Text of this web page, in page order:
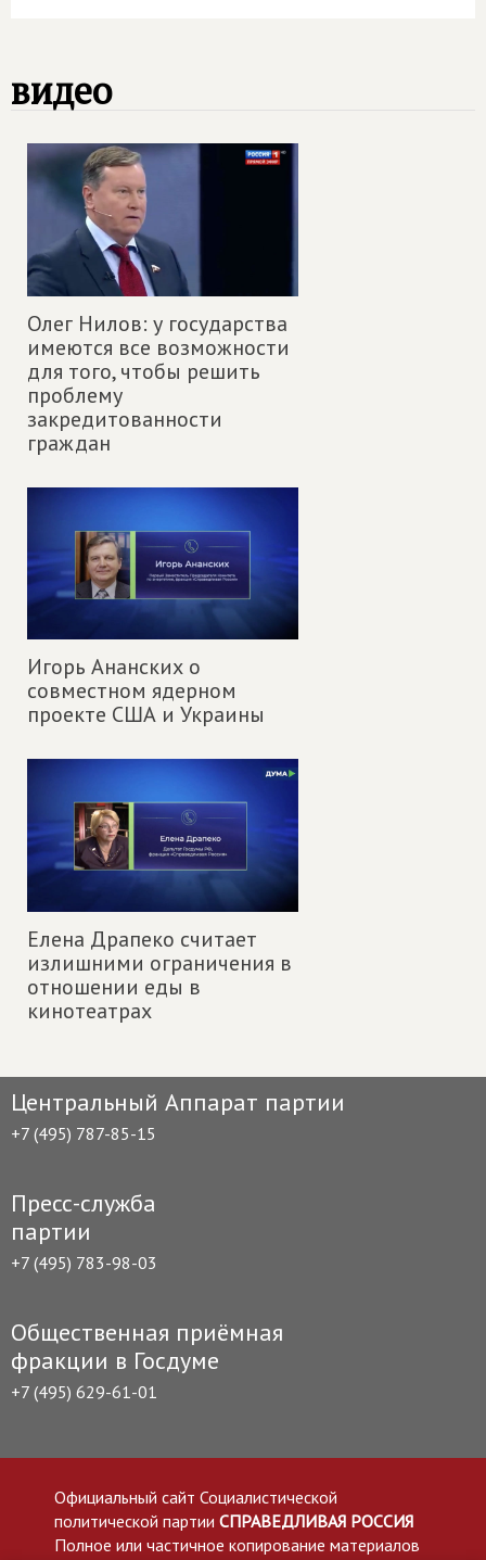
видео
Олег Нилов: у государства
имеются все возможности
для того, чтобы решить
проблему
закредитованности
граждан
Игорь Ананских о
совместном ядерном
проекте США и Украины
Елена Драпеко считает
излишними ограничения в
отношении еды в
кинотеатрах
Центральный Аппарат партии
+7 (495) 787-85-15
Пресс-служба
партии
+7 (495) 783-98-03
Общественная приёмная
фракции в Госдуме
+7 (495) 629-61-01
Официальный сайт Социалистической
политической партии СПРАВЕДЛИВАЯ РОССИЯ
Полное или частичное копирование материалов